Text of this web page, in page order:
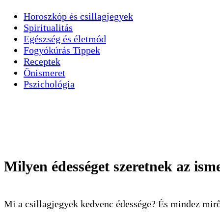
Horoszkóp és csillagjegyek
Spiritualitás
Egészség és életmód
Fogyókúrás Tippek
Receptek
Önismeret
Pszichológia
Milyen édességet szeretnek az
Mi a csillagjegyek kedvenc édessége? És mindez